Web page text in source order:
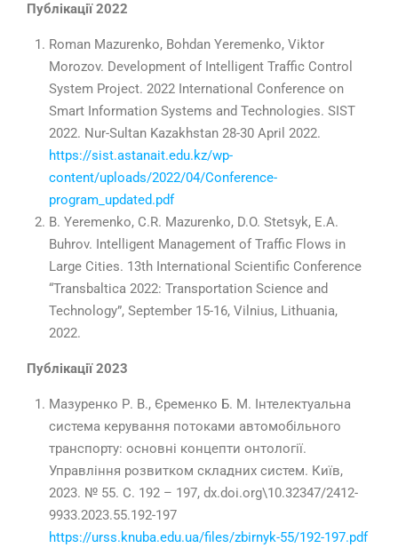
Публікації 2022
Roman Mazurenko, Bohdan Yeremenko, Viktor
Morozov. Development of Intelligent Traffic Control
System Project. 2022 International Conference on
Smart Information Systems and Technologies. SIST
2022. Nur-Sultan Kazakhstan 28-30 April 2022.
https://sist.astanait.edu.kz/wp-
content/uploads/2022/04/Conference-
program_updated.pdf
B. Yeremenko, C.R. Mazurenko, D.O. Stetsyk, E.A.
Buhrov. Intelligent Management of Traffic Flows in
Large Cities. 13th International Scientific Conference
“Transbaltica 2022: Transportation Science and
Technology”, September 15-16, Vilnius, Lithuania,
2022.
Публікації 2023
Мазуренко Р. В., Єременко Б. М. Інтелектуальна
система керування потоками автомобільного
транспорту: основні концепти онтології.
Управління розвитком складних систем. Київ,
2023. № 55. С. 192 – 197, dx.doi.org\10.32347/2412-
9933.2023.55.192-197
https://urss.knuba.edu.ua/files/zbirnyk-55/192-197.pdf